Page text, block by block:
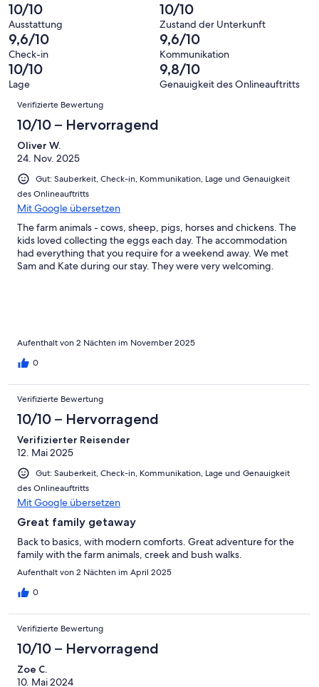
Spülen Sie nichts außer Toilettenpapier.
Kann ich mein Haustier mitbringen?
Leider sind wir ein bewirtschafteter Bauernhof und können daher
nicht zulassen, dass Ihr pelziger Freund kommt.
Was soll ich noch mitbringen?
Sonnencreme, Fackeln, Feuerstarter und ein Feuerzeug für die
Feuerstelle, Toilettenartikel, Essen, eine anständige Flasche Wein,
zusätzliches Toilettenpapier, wenn Sie ein Scruncher und kein
Ordner sind und planen, mehr als die 2 mitgelieferten Rollen zu
verwenden! Wenn Sie eines der Grundlagen vergessen, besuchen
verkauft alle Arten von Basics und Beaudesert ist 20-25
Autominuten entfernt.
Wir haben 100 Morgen zu Fuß zu erkunden, solange Sie sich nicht
verlaufen !! Der Albert River fließt durch das Grundstück, zu dem Sie
leicht Zugang haben. Das Anwesen beherbergt Hühner, einen
bösen Hahn, 6 Schafe, 4 Schweine, 2 Pferde und 12 Kühe. Geben
von all den guten Sachen… Lamington National Park, Oriellys, Mt
Tamborine, das Scenic Rim Food Festival, Weinberge,
Hervorragend
8
-
Gut
von
6
-
Okay
eine
Bewertung
von
4
-
Schlecht
Gästebewertungen
haben
eine
Bewertung
von
2
Ungenügend
10/10
Ausstattung
10/10
Zustand der Unterkunft
9,6/10
Check-in
9,6/10
Kommunikation
10/10
Lage
9,8/10
Genauigkeit des Onlineauftritts
Bewertungen
Verifizierte Bewertung
10/10 – Hervorragend
Oliver W.
24. Nov. 2025
Gut: Sauberkeit, Check-in, Kommunikation, Lage und Genauigkeit
des Onlineauftritts
Mit Google übersetzen
The farm animals - cows, sheep, pigs, horses and chickens. The
kids loved collecting the eggs each day. The accommodation
had everything that you require for a weekend away. We met
Sam and Kate during our stay. They were very welcoming.
Aufenthalt von 2 Nächten im November 2025
0
Verifizierte Bewertung
10/10 – Hervorragend
Verifizierter Reisender
12. Mai 2025
Gut: Sauberkeit, Check-in, Kommunikation, Lage und Genauigkeit
des Onlineauftritts
Mit Google übersetzen
Great family getaway
Back to basics, with modern comforts. Great adventure for the
family with the farm animals, creek and bush walks.
Aufenthalt von 2 Nächten im April 2025
0
Verifizierte Bewertung
10/10 – Hervorragend
Zoe C.
10. Mai 2024